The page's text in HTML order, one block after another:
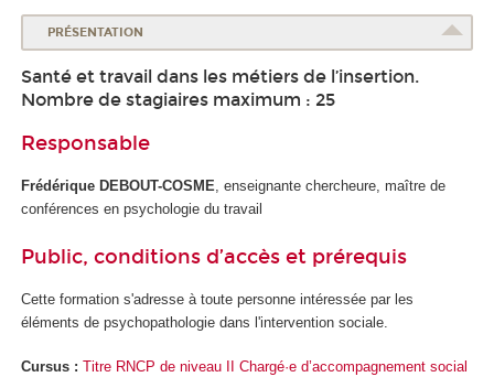
PRÉSENTATION
Santé et travail dans les métiers de l’insertion.
Nombre de stagiaires maximum : 25
Responsable
Frédérique DEBOUT-COSME, enseignante chercheure, maître de
conférences en psychologie du travail
Public, conditions d’accès et prérequis
Cette formation s'adresse à toute personne intéressée par les
éléments de psychopathologie dans l'intervention sociale.
Cursus : Titre RNCP de niveau II Chargé·e d’accompagnement social